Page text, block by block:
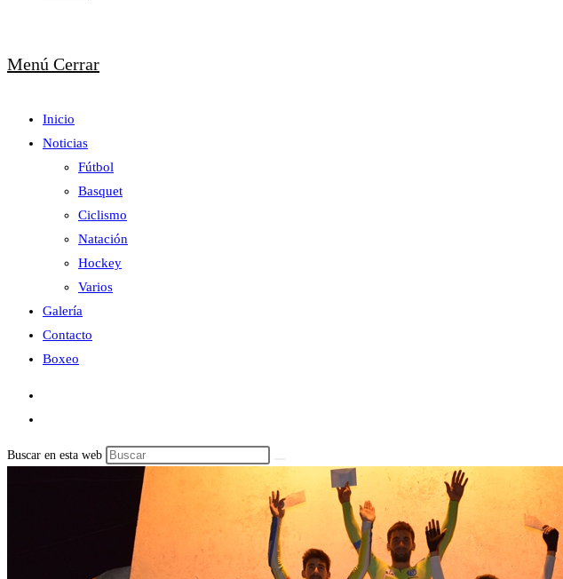
Menú Cerrar
Inicio
Noticias
Fútbol
Basquet
Ciclismo
Natación
Hockey
Varios
Galería
Contacto
Boxeo
Buscar en esta web